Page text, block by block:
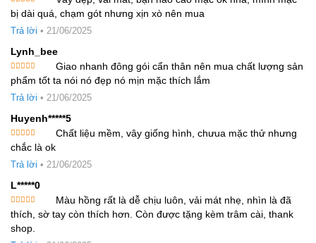
Được xếp
hạng55
sao
bị dài quá, chạm gót nhưng xịn xò nên mua
Trả lời • 21/06/2025
Lynh_bee
Được xếp
hạng55
sao
Giao nhanh đông gói cẩn thân nên mua chất lượng sản
phẩm tốt ta nói nó đẹp nó mịn mặc thích lắm
Trả lời • 21/06/2025
Huyenh*****5
Được xếp
hạng5 5
sao
Chất liệu mềm, vây giống hình, chưua mặc thử nhưng
chắc là ok
Trả lời • 21/06/2025
L*****0
Được xếp
hạng55
sao
Màu hồng rất là dễ chịu luôn, vải mát nhẹ, nhìn là đã
thích, sờ tay còn thích hơn. Còn được tặng kèm trâm cài, thank
shop.